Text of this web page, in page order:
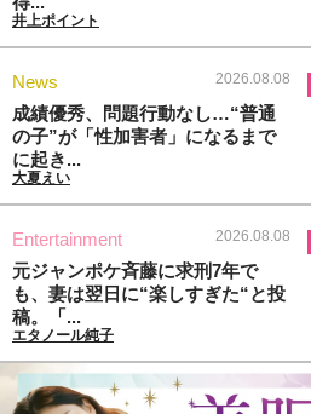
井上ポイント
News 2026.08.08
成績優秀、問題行動なし…“普通
の子”が「性加害者」になるまで
に起き...
大夏えい
Entertainment 2026.08.08
元ジャンポケ斉藤に求刑7年で
も、妻は翌日に“楽しすぎた“と投
稿。「...
エタノール純子